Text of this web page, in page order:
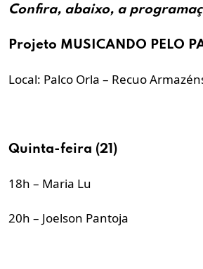
Confira, abaixo, a
Projeto MUSICANDO PELO
Local: Palco Orla – Recuo
Quinta-feira (21)
18h – Maria Lu
20h – Joelson Pantoja